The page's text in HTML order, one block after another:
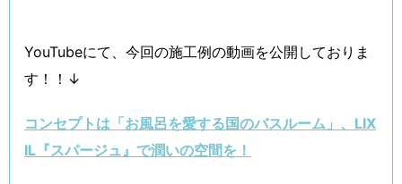
YouTubeにて、今回の施工例の動画を公開しておりま
す！！↓
コンセプトは「お風呂を愛する国のバスルーム」、LIX
IL『スパージュ』で潤いの空間を！